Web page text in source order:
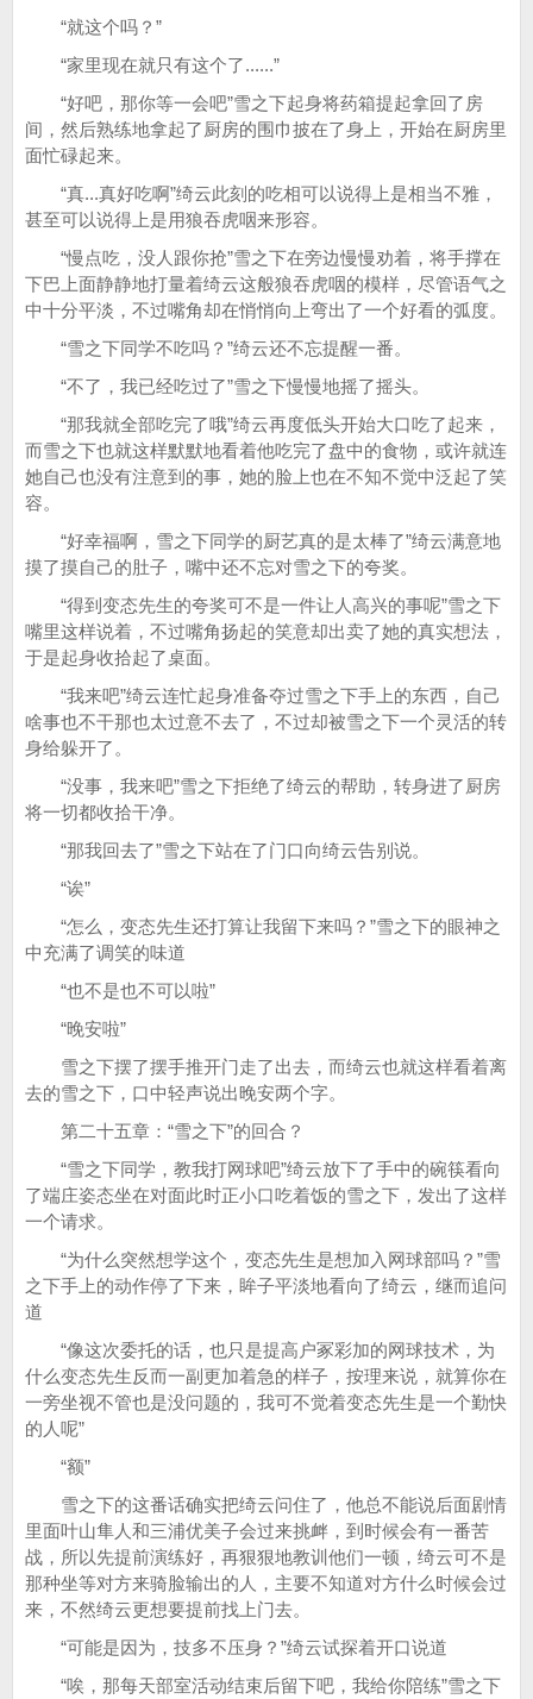
“就这个吗？”
“家里现在就只有这个了......”
“好吧，那你等一会吧”雪之下起身将药箱提起拿回了房
间，然后熟练地拿起了厨房的围巾披在了身上，开始在厨房里
面忙碌起来。
“真...真好吃啊”绮云此刻的吃相可以说得上是相当不雅，
甚至可以说得上是用狼吞虎咽来形容。
“慢点吃，没人跟你抢”雪之下在旁边慢慢劝着，将手撑在
下巴上面静静地打量着绮云这般狼吞虎咽的模样，尽管语气之
中十分平淡，不过嘴角却在悄悄向上弯出了一个好看的弧度。
“雪之下同学不吃吗？”绮云还不忘提醒一番。
“不了，我已经吃过了”雪之下慢慢地摇了摇头。
“那我就全部吃完了哦”绮云再度低头开始大口吃了起来，
而雪之下也就这样默默地看着他吃完了盘中的食物，或许就连
她自己也没有注意到的事，她的脸上也在不知不觉中泛起了笑
容。
“好幸福啊，雪之下同学的厨艺真的是太棒了”绮云满意地
摸了摸自己的肚子，嘴中还不忘对雪之下的夸奖。
“得到变态先生的夸奖可不是一件让人高兴的事呢”雪之下
嘴里这样说着，不过嘴角扬起的笑意却出卖了她的真实想法，
于是起身收拾起了桌面。
“我来吧”绮云连忙起身准备夺过雪之下手上的东西，自己
啥事也不干那也太过意不去了，不过却被雪之下一个灵活的转
身给躲开了。
“没事，我来吧”雪之下拒绝了绮云的帮助，转身进了厨房
将一切都收拾干净。
“那我回去了”雪之下站在了门口向绮云告别说。
“诶”
“怎么，变态先生还打算让我留下来吗？”雪之下的眼神之
中充满了调笑的味道
“也不是也不可以啦”
“晚安啦”
雪之下摆了摆手推开门走了出去，而绮云也就这样看着离
去的雪之下，口中轻声说出晚安两个字。
第二十五章：“雪之下”的回合？
“雪之下同学，教我打网球吧”绮云放下了手中的碗筷看向
了端庄姿态坐在对面此时正小口吃着饭的雪之下，发出了这样
一个请求。
“为什么突然想学这个，变态先生是想加入网球部吗？”雪
之下手上的动作停了下来，眸子平淡地看向了绮云，继而追问
道
“像这次委托的话，也只是提高户冢彩加的网球技术，为
什么变态先生反而一副更加着急的样子，按理来说，就算你在
一旁坐视不管也是没问题的，我可不觉着变态先生是一个勤快
的人呢”
“额”
雪之下的这番话确实把绮云问住了，他总不能说后面剧情
里面叶山隼人和三浦优美子会过来挑衅，到时候会有一番苦
战，所以先提前演练好，再狠狠地教训他们一顿，绮云可不是
那种坐等对方来骑脸输出的人，主要不知道对方什么时候会过
来，不然绮云更想要提前找上门去。
“可能是因为，技多不压身？”绮云试探着开口说道
“唉，那每天部室活动结束后留下吧，我给你陪练”雪之下